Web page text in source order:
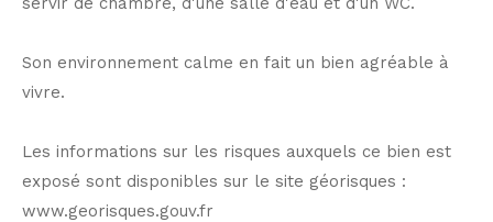
Son environnement calme en fait un bien agréable à
vivre.
Les informations sur les risques auxquels ce bien est
exposé sont disponibles sur le site géorisques :
www.georisques.gouv.fr